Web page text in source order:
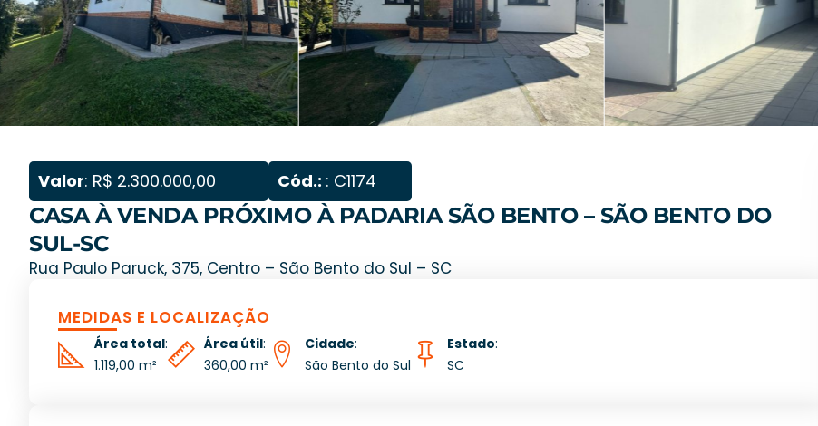
Valor: R$ 2.300.000,00 Cód.: : C1174
CASA À VENDA PRÓXIMO À PADARIA SÃO BENTO – SÃO BENTO DO
SUL-SC
Rua Paulo Paruck, 375, Centro – São Bento do Sul – SC
MEDIDAS E LOCALIZAÇÃO
Área total:
1.119,00 m²
Área útil:
360,00 m²
Cidade:
São Bento do Sul
Estado:
SC